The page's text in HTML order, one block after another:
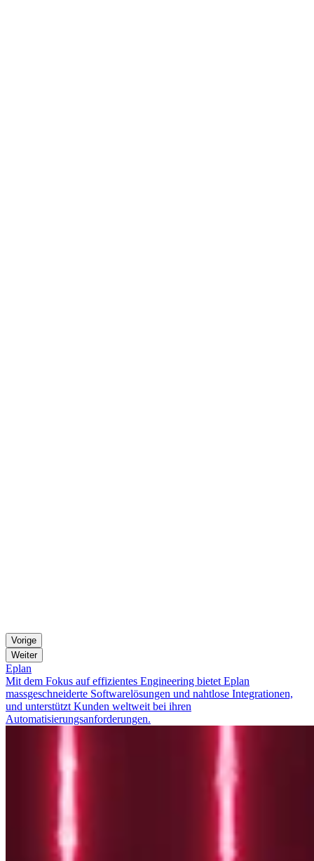
Vorige
Weiter
Eplan
Mit dem Fokus auf effizientes Engineering bietet Eplan
massgeschneiderte Softwarelösungen und nahtlose Integrationen,
und unterstützt Kunden weltweit bei ihren
Automatisierungsanforderungen.